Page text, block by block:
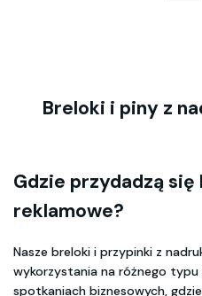
Breloki i piny z
Gdzie przydadzą
reklamowe?
Nasze breloki i przypinki z
wykorzystania na różnego
spotkaniach biznesowych,